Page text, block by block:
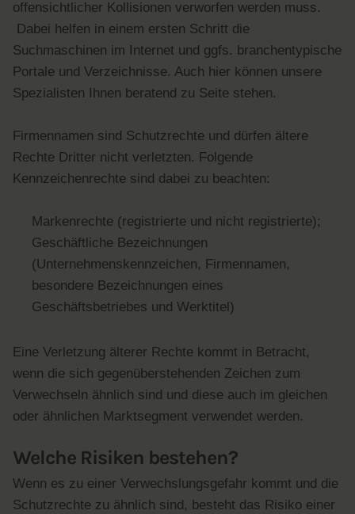
offensichtlicher Kollisionen verworfen werden muss.
Dabei helfen in einem ersten Schritt die
Suchmaschinen im Internet und ggfs. branchentypische
Portale und Verzeichnisse. Auch hier können unsere
Spezialisten Ihnen beratend zu Seite stehen.
Firmennamen sind Schutzrechte und dürfen ältere
Rechte Dritter nicht verletzten. Folgende
Kennzeichenrechte sind dabei zu beachten:
Markenrechte (registrierte und nicht registrierte);
Geschäftliche Bezeichnungen
(Unternehmenskennzeichen, Firmennamen,
besondere Bezeichnungen eines
Geschäftsbetriebes und Werktitel)
Eine Verletzung älterer Rechte kommt in Betracht,
wenn die sich gegenüberstehenden Zeichen zum
Verwechseln ähnlich sind und diese auch im gleichen
oder ähnlichen Marktsegment verwendet werden.
Welche Risiken bestehen?
Wenn es zu einer Verwechslungsgefahr kommt und die
Schutzrechte zu ähnlich sind, besteht das Risiko einer